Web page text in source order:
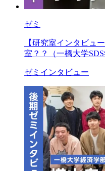
ゼミ
【研究室インタビュ
室？？（一橋大学SDS
ゼミインタビュー